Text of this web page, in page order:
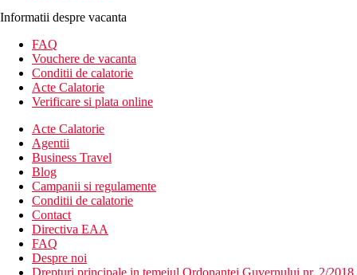
Informatii despre vacanta
FAQ
Vouchere de vacanta
Conditii de calatorie
Acte Calatorie
Verificare si plata online
Acte Calatorie
Agentii
Business Travel
Blog
Campanii si regulamente
Conditii de calatorie
Contact
Directiva EAA
FAQ
Despre noi